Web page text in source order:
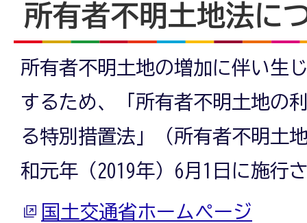
所有者不明土地法に
所有者不明土地の増加に伴い生
するため、「所有者不明土地の
る特別措置法」（所有者不明土
和元年（2019年）6月1日に施行
国土交通省ホームページ